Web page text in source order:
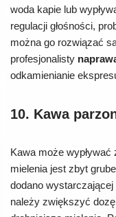
woda kapie lub
regulacji głośności,
można go rozwiązać
profesjonalisty
odkamienianie
10. Kawa
Kawa może
mielenia jest zbyt
dodano
należy zwiększyć